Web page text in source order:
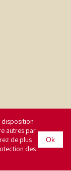
Protection des
autres par
de plus
des
Ok